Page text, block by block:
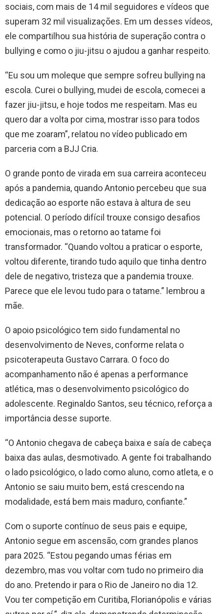
sociais, com mais de 14 mil seguidores e vídeos que
superam 32 mil visualizações. Em um desses vídeos,
ele compartilhou sua história de superação contra o
bullying e como o jiu-jitsu o ajudou a ganhar respeito.
“Eu sou um moleque que sempre sofreu bullying na
escola. Curei o bullying, mudei de escola, comecei a
fazer jiu-jitsu, e hoje todos me respeitam. Mas eu
quero dar a volta por cima, mostrar isso para todos
que me zoaram”, relatou no vídeo publicado em
parceria com a BJJ Cria.
O grande ponto de virada em sua carreira aconteceu
após a pandemia, quando Antonio percebeu que sua
dedicação ao esporte não estava à altura de seu
potencial. O período difícil trouxe consigo desafios
emocionais, mas o retorno ao tatame foi
transformador. “Quando voltou a praticar o esporte,
voltou diferente, tirando tudo aquilo que tinha dentro
dele de negativo, tristeza que a pandemia trouxe.
Parece que ele levou tudo para o tatame.” lembrou a
mãe.
O apoio psicológico tem sido fundamental no
desenvolvimento de Neves, conforme relata o
psicoterapeuta Gustavo Carrara. O foco do
acompanhamento não é apenas a performance
atlética, mas o desenvolvimento psicológico do
adolescente. Reginaldo Santos, seu técnico, reforça a
importância desse suporte.
“O Antonio chegava de cabeça baixa e saía de cabeça
baixa das aulas, desmotivado. A gente foi trabalhando
o lado psicológico, o lado como aluno, como atleta, e o
Antonio se saiu muito bem, está crescendo na
modalidade, está bem mais maduro, confiante.”
Com o suporte contínuo de seus pais e equipe,
Antonio segue em ascensão, com grandes planos
para 2025. “Estou pegando umas férias em
dezembro, mas vou voltar com tudo no primeiro dia
do ano. Pretendo ir para o Rio de Janeiro no dia 12.
Vou ter competição em Curitiba, Florianópolis e várias